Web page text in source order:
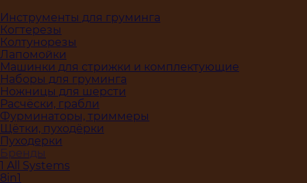
Инструменты для груминга
Когтерезы
Колтунорезы
Лапомойки
Машинки для стрижки и комплектующие
Наборы для груминга
Ножницы для шерсти
Расчёски, грабли
Фурминаторы, триммеры
Щётки, пуходёрки
Пуходерки
Бренды
1 All Systems
8in1